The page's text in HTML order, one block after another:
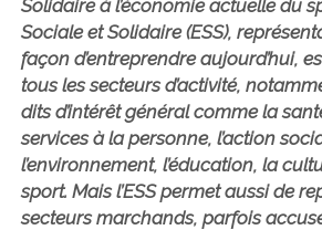
Solidaire à l’économie actuelle du
Sociale et Solidaire (ESS),
façon d’entreprendre aujourd’hui,
tous les secteurs d’activité,
dits d’intérêt général comme la
services à la personne, l’action
l’environnement, l’éducation, la
sport. Mais l’ESS permet aussi de
secteurs marchands, parfois